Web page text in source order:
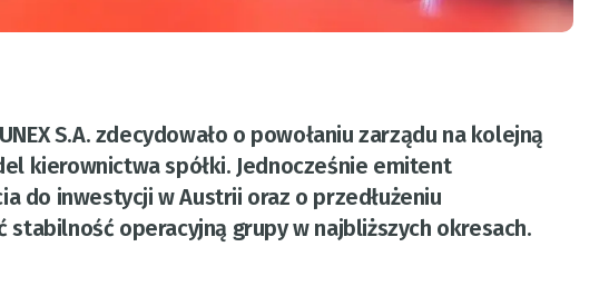
S.A. zdecydowało o powołaniu zarządu na kolejną
kierownictwa spółki. Jednocześnie emitent
do inwestycji w Austrii oraz o przedłużeniu
operacyjną grupy w najbliższych okresach.